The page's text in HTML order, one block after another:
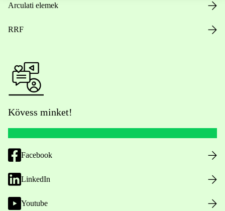
Arculati elemek
RRF
Kövess minket!
Facebook
LinkedIn
Youtube